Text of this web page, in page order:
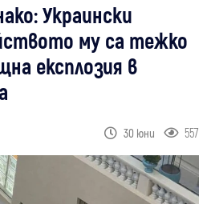
Украински
му са тежко
експлозия в
30 юни 557